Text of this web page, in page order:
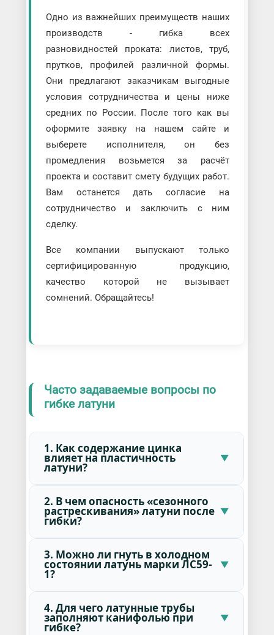
Одно из важнейших преимуществ наших
производств - гибка всех
разновидностей проката: листов, труб,
прутков, профилей различной формы.
Они предлагают заказчикам выгодные
условия сотрудничества и цены ниже
средних по России. После того как вы
оформите заявку на нашем сайте и
выберете исполнителя, он без
промедления возьмется за расчёт
проекта и составит смету будущих работ.
Вам останется дать согласие на
сотрудничество и заключить с ним
сделку.
Все компании выпускают только
сертифицированную продукцию,
качество которой не вызывает
сомнений. Обращайтесь!
Часто задаваемые вопросы по
гибке латуни
1. Как содержание цинка
влияет на пластичность
латуни?
2. В чем опасность «сезонного
растрескивания» латуни после
гибки?
3. Можно ли гнуть в холодном
состоянии латунь марки ЛС59-
1?
4. Для чего латунные трубы
заполняют канифолью при
гибке?